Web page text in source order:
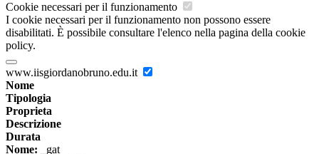
Cookie necessari per il funzionamento
I cookie necessari per il funzionamento non possono essere
disabilitati. È possibile consultare l'elenco nella pagina della cookie
policy.
www.iisgiordanobruno.edu.it
Nome
Tipologia
Proprieta
Descrizione
Durata
Nome: _gat